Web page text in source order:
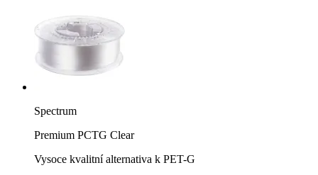
Spectrum
Premium PCTG Clear
Vysoce kvalitní alternativa k PET-G